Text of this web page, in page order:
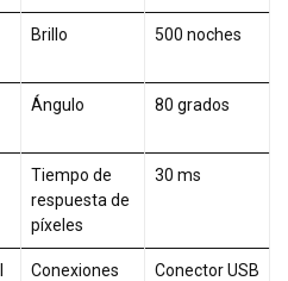
Brillo 500 noches
Ángulo 80 grados
Tiempo de
respuesta de
píxeles
30 ms
Conexiones
Conector USB